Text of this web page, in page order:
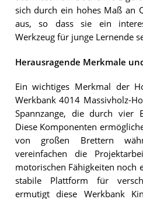
sich durch ein hohes Maß an
aus, so dass sie ein
Werkzeug für junge Lernende
Herausragende Merkmale
Ein wichtiges Merkmal der
Werkbank 4014 Massivholz-
Spannzange, die durch vier
Diese Komponenten
von großen Brettern
vereinfachen die
motorischen Fähigkeiten noch
stabile Plattform für
ermutigt diese Werkbank